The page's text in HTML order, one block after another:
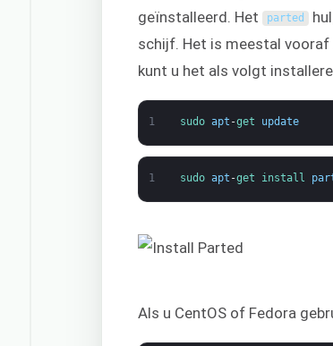
geïnstalleerd. Het parted
schijf. Het is meestal vooraf
kunt u het als volgt
1 sudo apt -get update
1 sudo apt -get install
Als u CentOS of Fedora